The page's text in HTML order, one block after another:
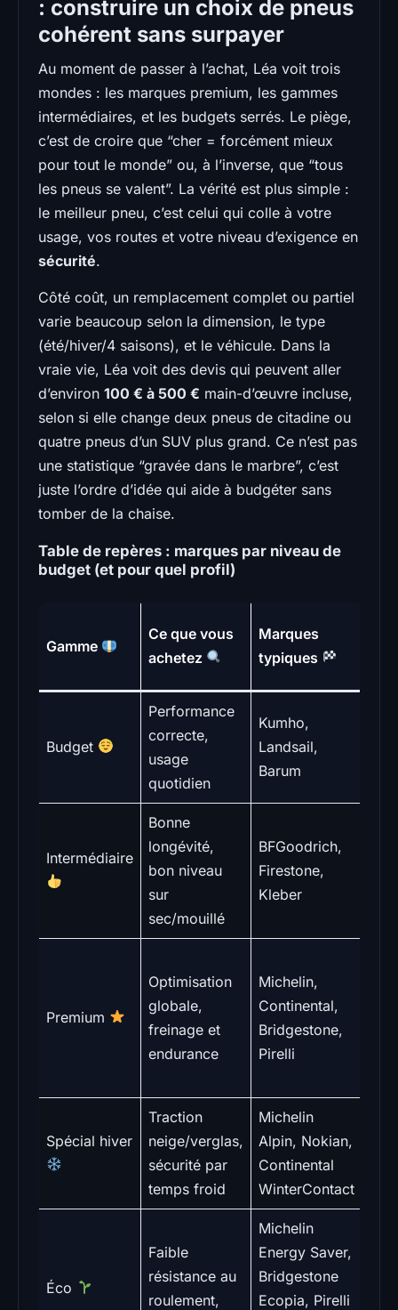
: construire un choix de pneus
cohérent sans surpayer
Au moment de passer à l’achat, Léa voit trois
mondes : les marques premium, les gammes
intermédiaires, et les budgets serrés. Le piège,
c’est de croire que “cher = forcément mieux
pour tout le monde” ou, à l’inverse, que “tous
les pneus se valent”. La vérité est plus simple :
le meilleur pneu, c’est celui qui colle à votre
usage, vos routes et votre niveau d’exigence en
sécurité.
Côté coût, un remplacement complet ou partiel
varie beaucoup selon la dimension, le type
(été/hiver/4 saisons), et le véhicule. Dans la
vraie vie, Léa voit des devis qui peuvent aller
d’environ 100 € à 500 € main-d’œuvre incluse,
selon si elle change deux pneus de citadine ou
quatre pneus d’un SUV plus grand. Ce n’est pas
une statistique “gravée dans le marbre”, c’est
juste l’ordre d’idée qui aide à budgéter sans
tomber de la chaise.
Table de repères : marques par niveau de
budget (et pour quel profil)
Gamme
Ce que vous
achetez
Marques
typiques
Budget
Performance
correcte,
usage
quotidien
Kumho,
Landsail,
Barum
Intermédiaire
Bonne
longévité,
bon niveau
sur
sec/mouillé
BFGoodrich,
Firestone,
Kleber
Premium
Optimisation
globale,
freinage et
endurance
Michelin,
Continental,
Bridgestone,
Pirelli
Spécial hiver
Traction
neige/verglas,
sécurité par
temps froid
Michelin
Alpin, Nokian,
Continental
WinterContact
Éco
Faible
résistance au
roulement,
Michelin
Energy Saver,
Bridgestone
Ecopia, Pirelli